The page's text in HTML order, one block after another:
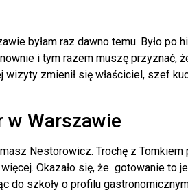
byłam raz dawno temu. Było po
i tym razem muszę przyznać,
wizyty zmienił się właściciel, szef
w Warszawie
Nestorowicz. Trochę z Tomkiem
Okazało się, że gotowanie to
do szkoły o profilu